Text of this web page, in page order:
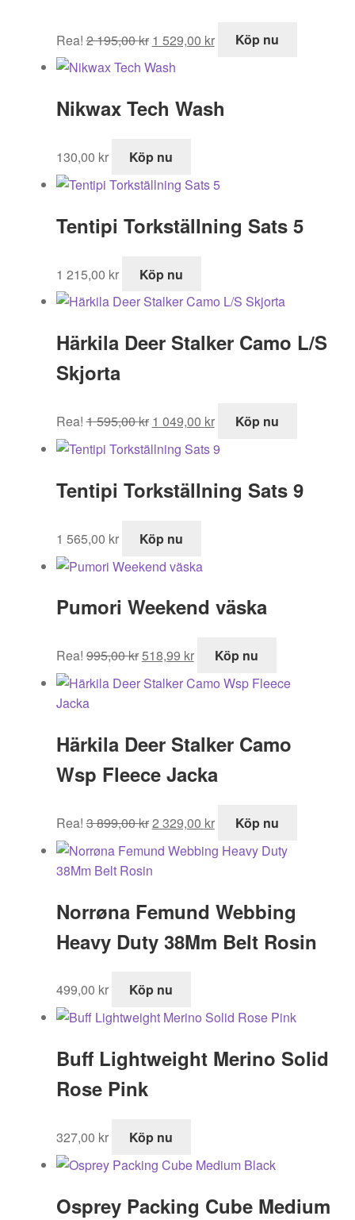
Rea! 2 195,00kr
ursprungliga
priset
2
1 529,00 kr
nuvarande
1
Köp nu
Nikwax Tech Wash
130,00 kr Köp nu
Tentipi Torkställning Sats 5
1 215,00 kr Köp nu
Härkila Deer Stalker Camo L/S
Skjorta
Rea! 1 595,00kr
ursprungliga
priset
1
1 049,00 kr
nuvarande
priset
1
Köp nu
Tentipi Torkställning Sats 9
1 565,00 kr Köp nu
Pumori Weekend väska
Rea! 995,00kr
ursprungliga
priset
518,99 kr
nuvarande
priset
Köp nu
Härkila Deer Stalker Camo
Wsp Fleece Jacka
Rea! 3 899,00kr
ursprungliga
priset
var:
899,00 kr.
2 329,00 kr
nuvarande
priset
329,00 kr.
Köp nu
Norrøna Femund Webbing
Heavy Duty 38Mm Belt Rosin
499,00 kr Köp nu
Buff Lightweight Merino Solid
Rose Pink
327,00 kr Köp nu
Osprey Packing Cube Medium